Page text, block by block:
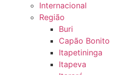
Internacional
Região
Buri
Capão Bonito
Itapetininga
Itapeva